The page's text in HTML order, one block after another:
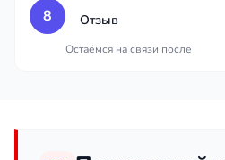
8 Отзыв
Остаёмся на связи после